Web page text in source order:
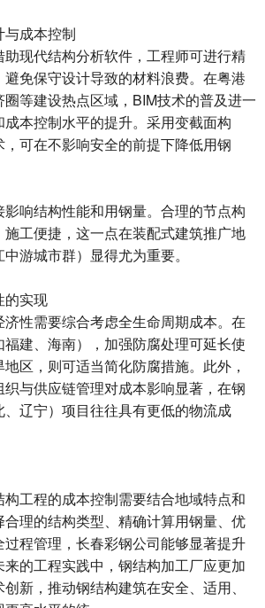
成本控制
现代结构分析软件，工程师可进行精
免保守设计导致的材料浪费。在粤港
等建设热点区域，BIM技术的普及进一
本控制水平的提升。采用变截面构
可在不影响安全的前提下降低用钢
响结构性能和用钢量。合理的节点构
工便捷，这一点在装配式建筑推广地
游城市群）显得尤为重要。
的实现
性需要综合考虑全生命周期成本。在
建、海南），加强防腐处理可延长使
区，则可适当简化防腐措施。此外，
与供应链管理对成本影响显著，在钢
辽宁）项目往往具有更低的物流成
工程的成本控制需要结合地域特点和
理的结构类型、精确计算用钢量、优
程管理，长春彩钢公司能够显著提升
的工程实践中，钢结构加工厂应更加
新，推动钢结构建筑在安全、适用、